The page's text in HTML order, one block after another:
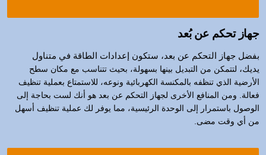
جهاز تحكم عن بُعد
بفضل جهاز التحكم عن بعد، ستكون إعدادات الطاقة في متناول
يديك،لتتمكن من التبديل بينها بسهولة، بحيث تتناسب مع مكان سطح
الأرضية الذي تنظفه بالمكنسة الكهربائية ونوعه، للاستمتاع بعملية تنظيف
فعالة. ومن المنافع الأخرى لجهاز التحكم عن بعد هو أنك لست بحاجة إلى
الوصول باستمرار إلى الوحدة الرئيسية، مما يوفر لك عملية تنظيف أسهل
من أي وقت مضى.